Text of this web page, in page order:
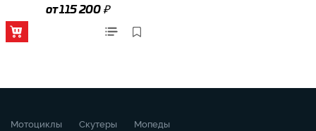
от 115 200₽
Мотоциклы Скутеры Мопеды